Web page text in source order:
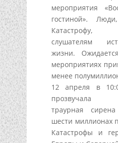
мероприятия
гостиной».
Катастрофу,
слушателям
жизни.
мероприятиях
менее
12 апреля в
прозвучала
траурная
шести миллионах
Катастрофы и